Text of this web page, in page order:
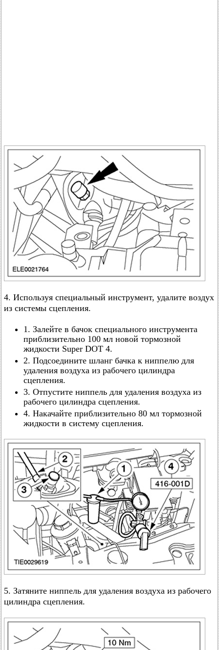
4. Используя специальный инструмент, удалите воздух
из системы сцепления.
1. Залейте в бачок специального инструмента
приблизительно 100 мл новой тормозной
жидкости Super DOT 4.
2. Подсоедините шланг бачка к ниппелю для
удаления воздуха из рабочего цилиндра
сцепления.
3. Отпустите ниппель для удаления воздуха из
рабочего цилиндра сцепления.
4. Накачайте приблизительно 80 мл тормозной
жидкости в систему сцепления.
5. Затяните ниппель для удаления воздуха из рабочего
цилиндра сцепления.